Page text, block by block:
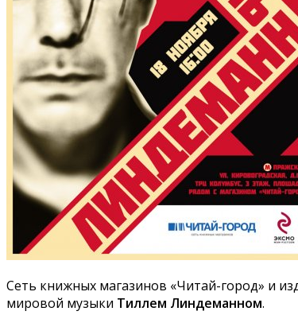
Сеть книжных магазинов «Читай-город» и
мировой музыки Тиллем Линдеманном.